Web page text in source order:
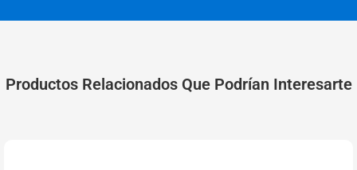
Productos Relacionados Que Podrían Interesarte